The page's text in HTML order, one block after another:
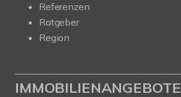
Referenzen
Ratgeber
Region
IMMOBILIENANGEBOTE